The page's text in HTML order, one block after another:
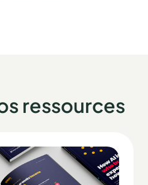
ressources